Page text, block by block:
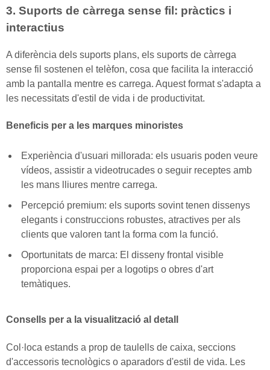
3. Suports de càrrega sense fil: pràctics i
interactius
A diferència dels suports plans, els suports de càrrega
sense fil sostenen el telèfon, cosa que facilita la interacció
amb la pantalla mentre es carrega. Aquest format s'adapta a
les necessitats d'estil de vida i de productivitat.
Beneficis per a les marques minoristes
Experiència d'usuari millorada: els usuaris poden veure
vídeos, assistir a videotrucades o seguir receptes amb
les mans lliures mentre carrega.
Percepció premium: els suports sovint tenen dissenys
elegants i construccions robustes, atractives per als
clients que valoren tant la forma com la funció.
Oportunitats de marca: El disseny frontal visible
proporciona espai per a logotips o obres d'art
temàtiques.
Consells per a la visualització al detall
Col·loca estands a prop de taulells de caixa, seccions
d'accessoris tecnològics o aparadors d'estil de vida. Les